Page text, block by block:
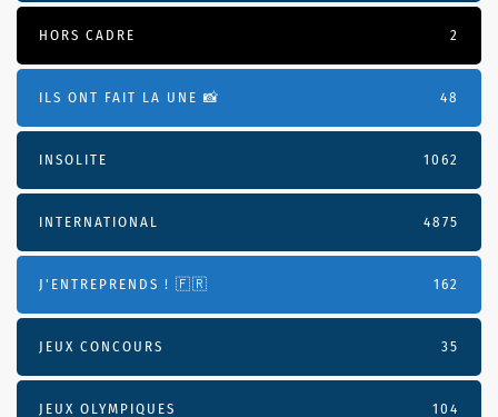
HORS CADRE 2
ILS ONT FAIT LA UNE 📸 48
INSOLITE 1062
INTERNATIONAL 4875
J'ENTREPRENDS ! 🇫🇷 162
JEUX CONCOURS 35
JEUX OLYMPIQUES 104